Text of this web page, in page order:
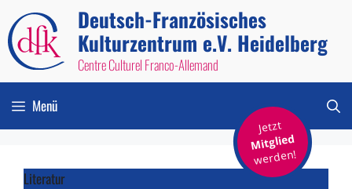
Zum
Inhalt
springen
Deutsch-Französisches
Kulturzentrum e.V. Heidelberg
Centre Culturel Franco-Allemand
Jetzt
Mitglied
werden!
Menü
Literatur